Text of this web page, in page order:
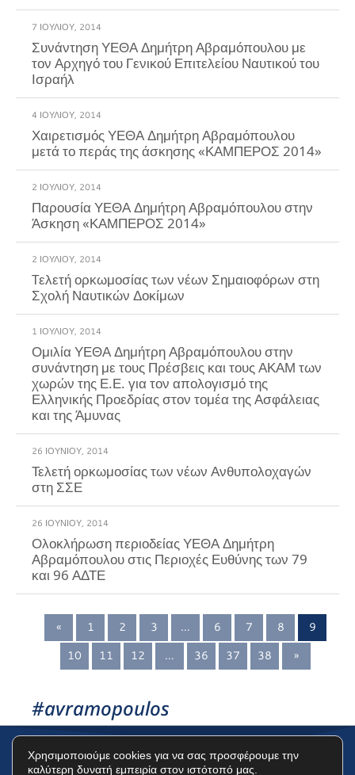
7 ΙΟΥΛΊΟΥ, 2014
Συνάντηση ΥΕΘΑ Δημήτρη Αβραμόπουλου με
τον Αρχηγό του Γενικού Επιτελείου Ναυτικού του
Ισραήλ
4 ΙΟΥΛΊΟΥ, 2014
Χαιρετισμός ΥΕΘΑ Δημήτρη Αβραμόπουλου
2 ΙΟΥΛΊΟΥ, 2014
Παρουσία ΥΕΘΑ Δημήτρη Αβραμόπουλου στην
Άσκηση «ΚΑΜΠΕΡΟΣ 2014»
2 ΙΟΥΛΊΟΥ, 2014
Tελετή ορκωμοσίας των νέων Σημαιοφόρων στη
Σχολή Ναυτικών Δοκίμων
1 ΙΟΥΛΊΟΥ, 2014
Ομιλία ΥΕΘΑ Δημήτρη Αβραμόπουλου στην
συνάντηση με τους Πρέσβεις και τους ΑΚΑΜ των
χωρών της Ε.Ε. για τον απολογισμό της
Ελληνικής Προεδρίας στον τομέα της Ασφάλειας
26 ΙΟΥΝΊΟΥ, 2014
Τελετή ορκωμοσίας των νέων Ανθυπολοχαγών
στη ΣΣΕ
26 ΙΟΥΝΊΟΥ, 2014
Ολοκλήρωση περιοδείας ΥΕΘΑ Δημήτρη
Αβραμόπουλου στις Περιοχές Ευθύνης των 79
και 96 ΑΔΤΕ
« 1 2 3 … 6 7 8
9
10
11 12 … 36 37 38 »
#avramopoulos
Χρησιμοποιούμε cookies για να σας προσφέρουμε την
καλύτερη δυνατή εμπειρία στον ιστότοπό μας.